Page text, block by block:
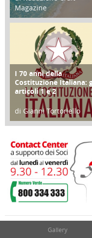
Magazine
25 Giugno 2016
FOCUS
I 70 anni della
Costituzione Italiana:
articoli 1 e 2
di Gianni Tortoriello
17 Marzo 2018
Gallery